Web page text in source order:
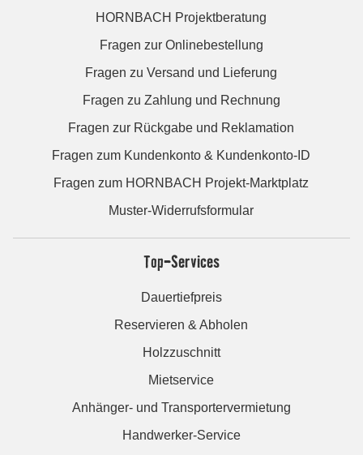
HORNBACH Projektberatung
Fragen zur Onlinebestellung
Fragen zu Versand und Lieferung
Fragen zu Zahlung und Rechnung
Fragen zur Rückgabe und Reklamation
Fragen zum Kundenkonto & Kundenkonto-ID
Fragen zum HORNBACH Projekt-Marktplatz
Muster-Widerrufsformular
Top-Services
Dauertiefpreis
Reservieren & Abholen
Holzzuschnitt
Mietservice
Anhänger- und Transportervermietung
Handwerker-Service